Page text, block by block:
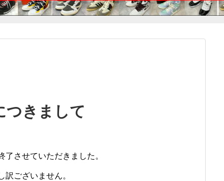
つきまして
させていただきました。
ございません。